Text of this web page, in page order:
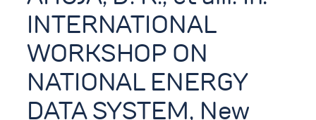
INTERNATIONAL
WORKSHOP ON
NATIONAL ENERGY
DATA SYSTEM, New